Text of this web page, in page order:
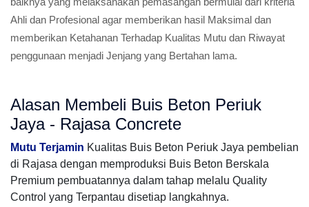
Ahli dan Profesional agar memberikan hasil Maksimal dan
memberikan Ketahanan Terhadap Kualitas Mutu dan Riwayat
penggunaan menjadi Jenjang yang Bertahan lama.
Alasan Membeli Buis Beton Periuk
Jaya - Rajasa Concrete
Mutu Terjamin Kualitas Buis Beton Periuk Jaya pembelian
di Rajasa dengan memproduksi Buis Beton Berskala
Premium pembuatannya dalam tahap melalu Quality
Control yang Terpantau disetiap langkahnya.